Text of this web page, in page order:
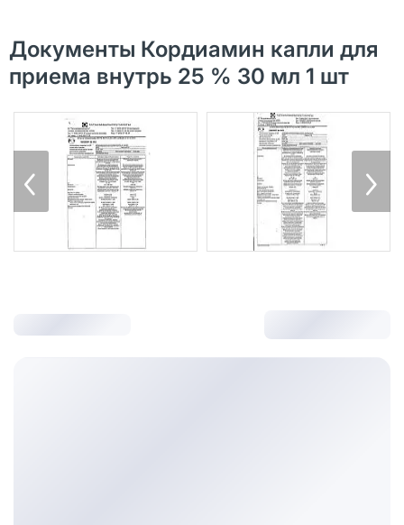
Документы Кордиамин капли для
приема внутрь 25 % 30 мл 1 шт